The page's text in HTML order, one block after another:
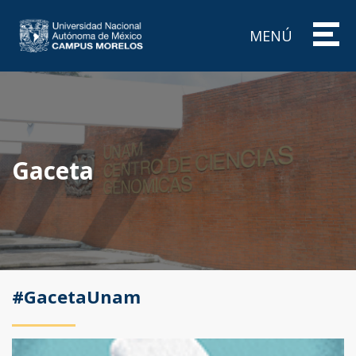
MENÚ
Gaceta
#GacetaUnam